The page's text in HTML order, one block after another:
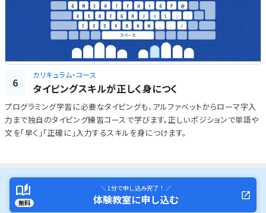
6
カリキュラム・コース
タイピングスキルが正しく身につく
プログラミング学習に必要なタイピングも、アルファベットからローマ字入
力まで独自のタイピング練習コースで学びます。正しいポジションで単語や
文を「早く」「正確に」入力するスキルを身につけます。
無料
＼ 1分で申し込み完了！ ／
体験教室に申し込む